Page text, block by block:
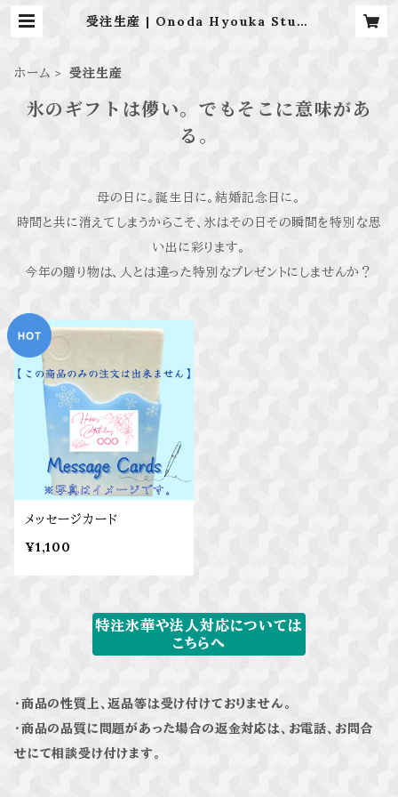
受注生産 | Onoda Hyouka Studi
ホーム 受注生産
氷のギフトは儚い。でもそこに意味があ
る。
母の日に。誕生日に。結婚記念日に。
時間と共に消えてしまうからこそ、氷はその日その瞬間を特別な思
い出に彩ります。
今年の贈り物は、人とは違った特別なプレゼントにしませんか？
メッセージカード
¥1,100
特注氷華や法人対応については
こちらへ
・商品の性質上、返品等は受け付けておりません。
・商品の品質に問題があった場合の返金対応は、お電話、お問合
せにて相談受け付けます。